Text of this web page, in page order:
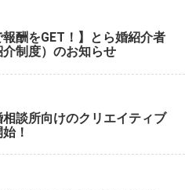
報酬をGET！】とら婚紹介者
制度）のお知らせ
談所向けのクリエイティブ
！